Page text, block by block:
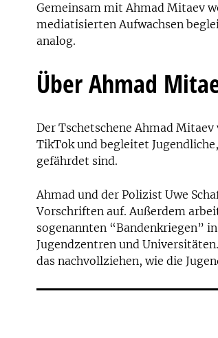
Gemeinsam mit Ahmad Mitaev
mediatisierten Aufwachsen
analog.
Über Ahmad
Der Tschetschene Ahmad
TikTok und begleitet
gefährdet sind.
Ahmad und der Polizist Uwe
Vorschriften auf. Außerdem
sogenannten “Bandenkriegen”
Jugendzentren und
das nachvollziehen, wie die